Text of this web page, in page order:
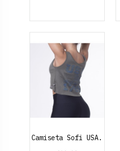
Camiseta Sofi USA.